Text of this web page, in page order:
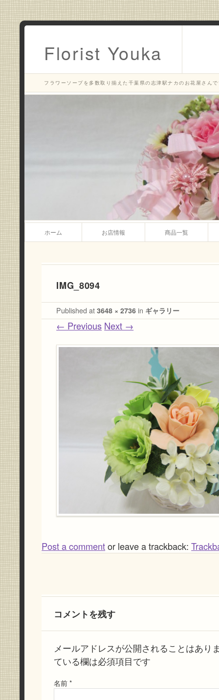
Florist Youka
フラワーソープを多数取り揃えた千葉県の志津駅ナカのお花屋さん
Skip to content
ホーム お店情報 商品一覧
IMG_8094
Publishedat3648 × 2736 in ギャラリー
← Previous Next →
Post a commentor leave a trackback:
コメントを残す
メールアドレスが公開されることはあり
ている欄は必須項目です
名前*